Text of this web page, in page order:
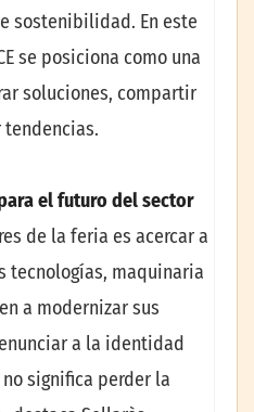
sostenibilidad. En este
se posiciona como una
soluciones, compartir
el futuro del sector
de la feria es acercar a
tecnologías, maquinaria
a modernizar sus
a la identidad
significa perder la